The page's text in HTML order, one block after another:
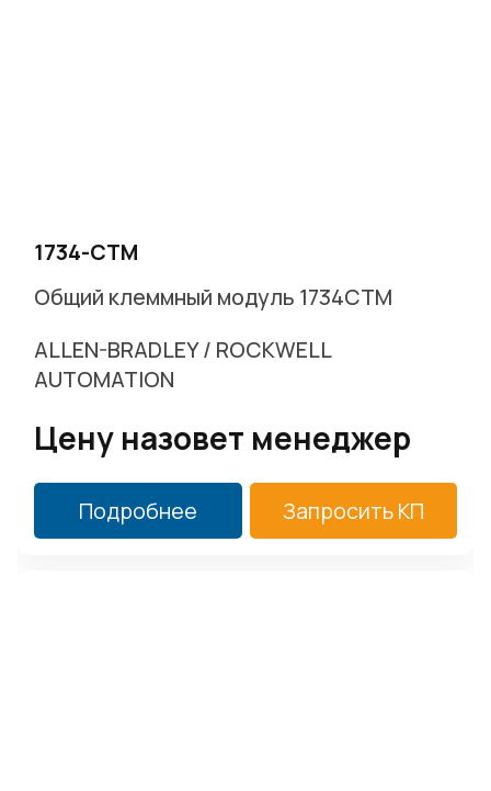
1734-CTM
Общий клеммный модуль 1734CTM
ALLEN-BRADLEY / ROCKWELL
AUTOMATION
Цену назовет менеджер
Подробнее Запросить КП